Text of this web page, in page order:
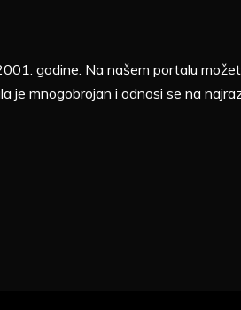
godine. Na našem portalu
je mnogobrojan i odnosi se na